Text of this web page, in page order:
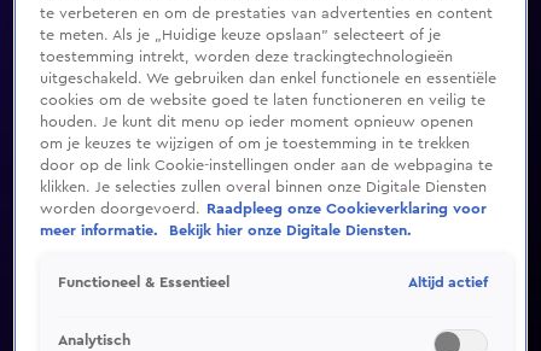
te verbeteren en om de prestaties van advertenties en content
te meten. Als je „Huidige keuze opslaan” selecteert of je
toestemming intrekt, worden deze trackingtechnologieën
uitgeschakeld. We gebruiken dan enkel functionele en essentiële
cookies om de website goed te laten functioneren en veilig te
houden. Je kunt dit menu op ieder moment opnieuw openen
om je keuzes te wijzigen of om je toestemming in te trekken
door op de link Cookie-instellingen onder aan de webpagina te
klikken. Je selecties zullen overal binnen onze Digitale Diensten
worden doorgevoerd.
Raadpleeg onze Cookieverklaring voor
meer informatie.
Bekijk hier onze Digitale Diensten.
Functioneel & Essentieel Altijd actief
Analytisch